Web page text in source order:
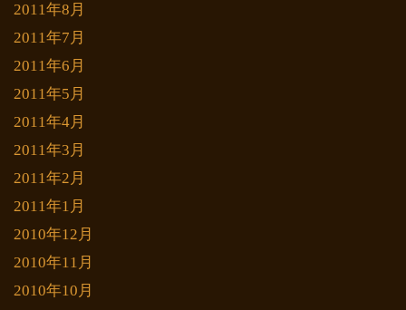
2011年8月
2011年7月
2011年6月
2011年5月
2011年4月
2011年3月
2011年2月
2011年1月
2010年12月
2010年11月
2010年10月